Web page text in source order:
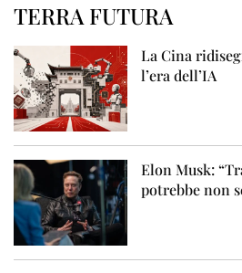
TERRA FUTURA
La Cina
l’era dell’IA
Elon Musk:
potrebbe non